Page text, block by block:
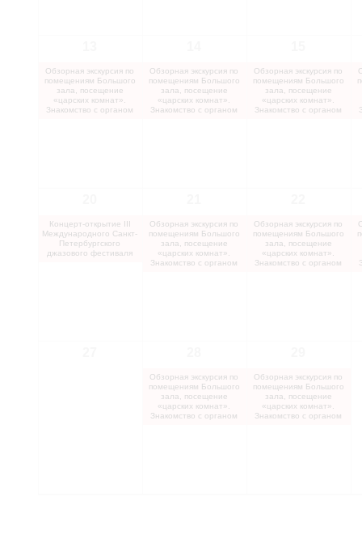
Обзорная экскурсия по
помещениям Большого
зала, посещение
«царских комнат».
Знакомство с органом
Обзорная экскурсия по
помещениям Большого
зала, посещение
«царских комнат».
Знакомство с органом
Обзорная экскурсия по
помещениям Большого
зала, посещение
«царских комнат».
Знакомство с органом
Концерт-открытие III
Международного Санкт-
Петербургского
джазового фестиваля
Обзорная экскурсия по
помещениям Большого
зала, посещение
«царских комнат».
Знакомство с органом
Обзорная экскурсия по
помещениям Большого
зала, посещение
«царских комнат».
Знакомство с органом
Обзорная экскурсия по
помещениям Большого
зала, посещение
«царских комнат».
Знакомство с органом
Обзорная экскурсия по
помещениям Большого
зала, посещение
«царских комнат».
Знакомство с органом